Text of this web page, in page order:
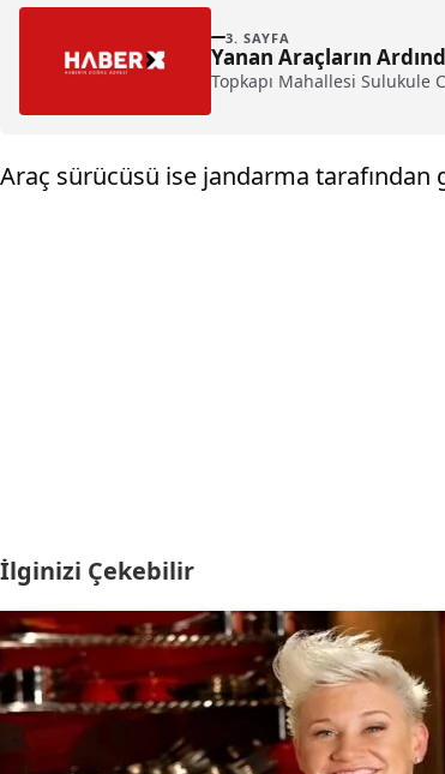
3. SAYFA
Yanan Araçların
Topkapı Mahallesi Sulukule
Araç sürücüsü ise jandarma tarafından
İlginizi Çekebilir